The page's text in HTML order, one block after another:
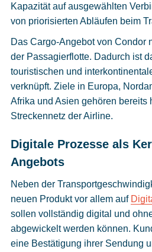
Kapazität auf ausgewählten
von priorisierten Abläufen beim
Das Cargo-Angebot von Condor
der Passagierflotte. Dadurch ist
touristischen und
verknüpft. Ziele in Europa,
Afrika und Asien gehören bereits
Streckennetz der Airline.
Digitale Prozesse als
Angebots
Neben der
neuen Produkt vor allem auf
sollen vollständig digital und
abgewickelt werden können.
eine Bestätigung ihrer Sendung